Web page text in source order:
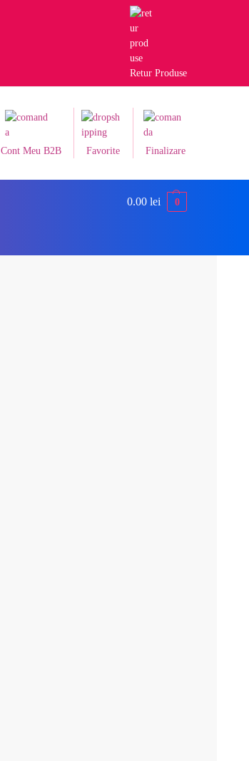
Retur Produse
Cont Meu B2B Favorite Finalizare
0.00 lei 0